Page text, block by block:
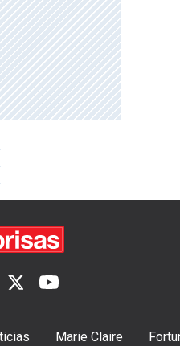
Marie Claire